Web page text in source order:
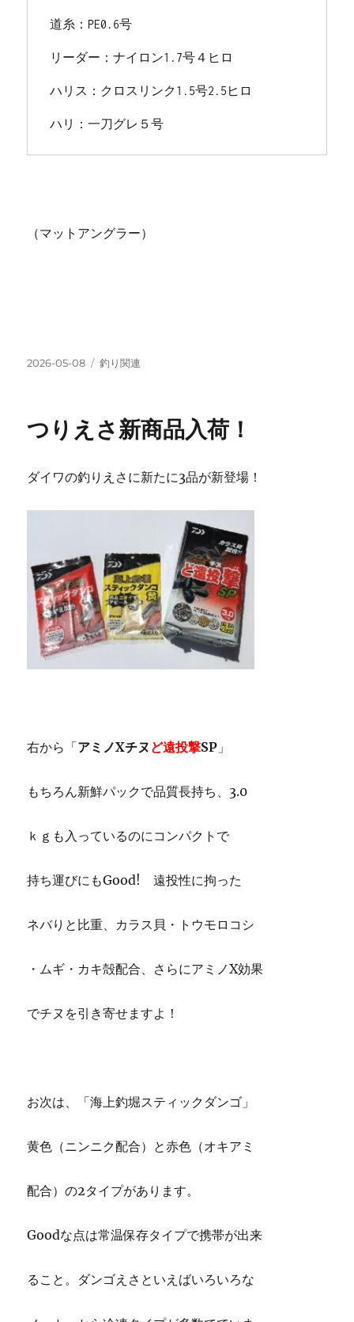
道糸：PE0.6号
リーダー：ナイロン1.7号４ヒロ
ハリス：クロスリンク1.5号2.5ヒロ
ハリ：一刀グレ５号
（マットアングラー）
投
2026-05-08
カ
ー
釣り関連
つりえさ新商品入荷！
ダイワの釣りえさに新たに3品が新登場！
右から「アミノXチヌ ど遠投撃SP 」
もちろん新鮮パックで品質長持ち、3.0
ｋｇも入っているのにコンパクトで
持ち運びにもGood! 遠投性に拘った
ネバりと比重、カラス貝・トウモロコシ
・ムギ・カキ殻配合、さらにアミノX効果
でチヌを引き寄せますよ！
お次は、「海上釣堀スティックダンゴ」
黄色（ニンニク配合）と赤色（オキアミ
配合）の2タイプがあります。
Goodな点は常温保存タイプで携帯が出来
ること。ダンゴえさといえばいろいろな